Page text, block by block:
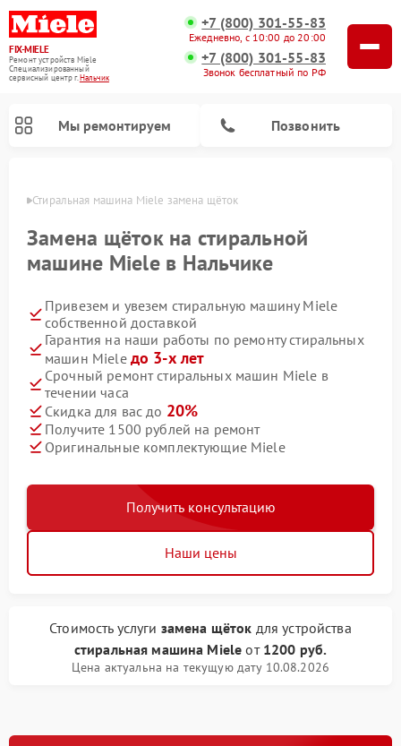
FIX-MIELE
Ремонт устройств Miele
Специализированный
cервисный центр г.Нальчик
+7 (800) 301-55-83
Ежедневно, с 10:00 до 20:00
+7 (800) 301-55-83
Звонок бесплатный по РФ
Мы ремонтируем Позвонить
Стиральная машина Miele замена щёток
Замена щёток на стиральной
машине Miele в Нальчике
Привезем и увезем стиральную машину Miele
собственной доставкой
Гарантия на наши работы по ремонту стиральных
машин Miele до 3-х лет
Срочный ремонт стиральных машин Miele в
течении часа
Скидка для вас до 20%
Получите 1500 рублей на ремонт
Оригинальные комплектующие Miele
Получить консультацию
Наши цены
Стоимость услуги замена щёток для устройства
стиральная машина Miele от 1200 руб.
Цена актуальна на текущую дату 10.08.2026